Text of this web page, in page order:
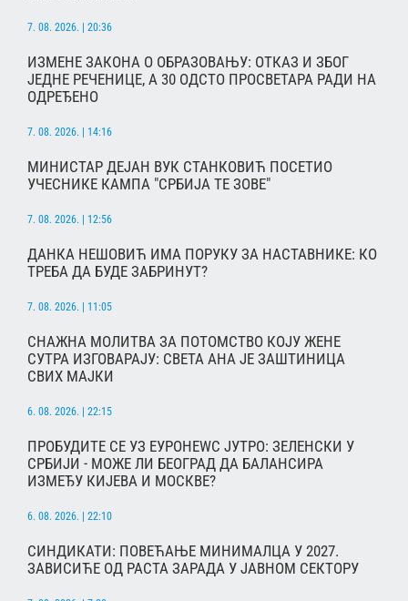
7. 08. 2026. | 20:36
ИЗМЕНЕ ЗАКОНА О ОБРАЗОВАЊУ: ОТКАЗ И ЗБОГ
ЈЕДНЕ РЕЧЕНИЦЕ, А 30 ОДСТО ПРОСВЕТАРА РАДИ НА
ОДРЕЂЕНО
7. 08. 2026. | 14:16
МИНИСТАР ДЕЈАН ВУК СТАНКОВИЋ ПОСЕТИО
УЧЕСНИКЕ КАМПА "СРБИЈА ТЕ ЗОВЕ"
7. 08. 2026. | 12:56
ДАНКА НЕШОВИЋ ИМА ПОРУКУ ЗА НАСТАВНИКЕ: КО
ТРЕБА ДА БУДЕ ЗАБРИНУТ?
7. 08. 2026. | 11:05
СНАЖНА МОЛИТВА ЗА ПОТОМСТВО КОЈУ ЖЕНЕ
СУТРА ИЗГОВАРАЈУ: СВЕТА АНА ЈЕ ЗАШТИНИЦА
СВИХ МАЈКИ
6. 08. 2026. | 22:15
ПРОБУДИТЕ СЕ УЗ ЕУРОНЕWС ЈУТРО: ЗЕЛЕНСКИ У
СРБИЈИ - МОЖЕ ЛИ БЕОГРАД ДА БАЛАНСИРА
ИЗМЕЂУ КИЈЕВА И МОСКВЕ?
6. 08. 2026. | 22:10
СИНДИКАТИ: ПОВЕЋАЊЕ МИНИМАЛЦА У 2027.
ЗАВИСИЋЕ ОД РАСТА ЗАРАДА У ЈАВНОМ СЕКТОРУ